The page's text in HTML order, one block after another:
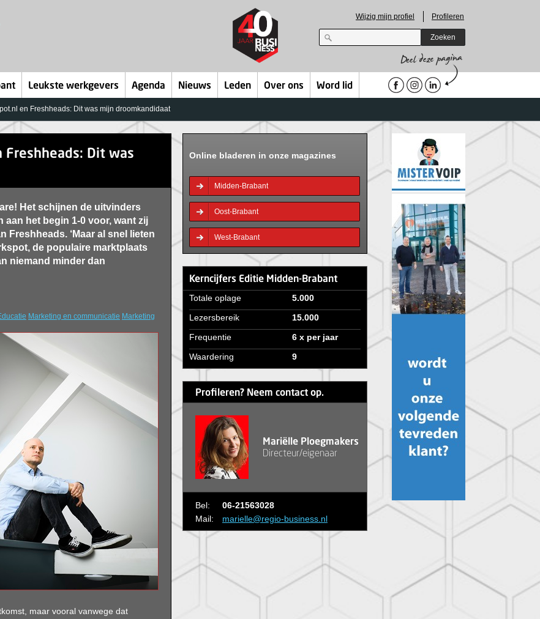
Wijzig mijn profiel Profileren
Zoeken
Leukste werkgevers Agenda Nieuws Leden Over ons Word lid
en Freshheads: Dit was mijn droomkandidaat
Freshheads: Dit was
Het schijnen de uitvinders
aan het begin 1-0 voor, want zij
Freshheads. ‘Maar al snel lieten
de populaire marktplaats
niemand minder dan
Marketing en communicatie Marketing
maar vooral vanwege dat
Online bladeren in onze magazines
Midden-Brabant
Oost-Brabant
West-Brabant
Kerncijfers Editie Midden-Brabant
Totale oplage
5.000
Lezersbereik
15.000
Frequentie
6 x per jaar
Waardering
9
Profileren? Neem contact op.
Mariëlle Ploegmakers
Directeur/eigenaar
Bel:
06-21563028
Mail:
marielle@regio-business.nl